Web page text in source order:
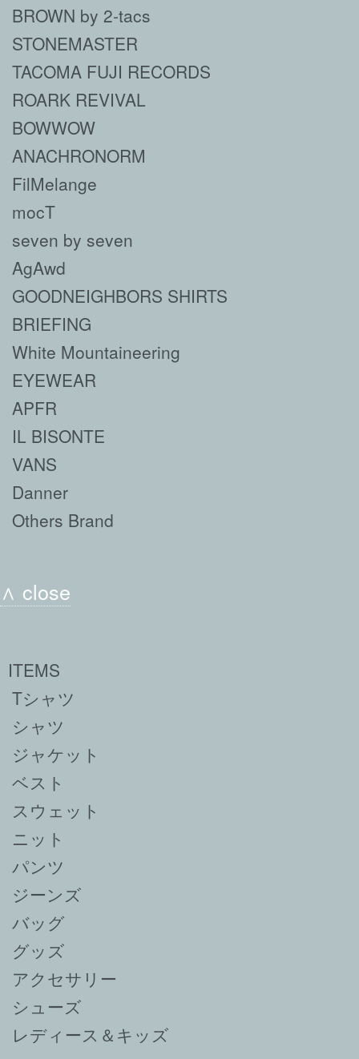
BROWN by 2-tacs
STONEMASTER
TACOMA FUJI RECORDS
ROARK REVIVAL
BOWWOW
ANACHRONORM
FilMelange
mocT
seven by seven
AgAwd
GOODNEIGHBORS SHIRTS
BRIEFING
White Mountaineering
EYEWEAR
APFR
IL BISONTE
VANS
Danner
Others Brand
∧ close
ITEMS
Tシャツ
シャツ
ジャケット
ベスト
スウェット
ニット
パンツ
ジーンズ
バッグ
グッズ
アクセサリー
シューズ
レディース＆キッズ